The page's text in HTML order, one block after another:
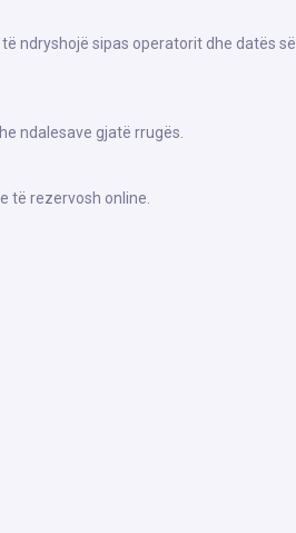
ndryshojë sipas operatorit dhe datës së
ndalesave gjatë rrugës.
të rezervosh online.